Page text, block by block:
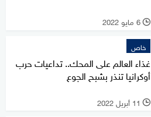
l 6 مايو 2022
خاص
غذاء العالم على المحك.. تداعيات حرب
أوكرانيا تنذر بشبح الجوع
l 11 أبريل 2022